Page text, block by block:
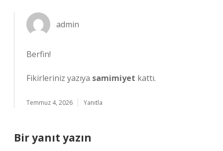
admin
Berfin!
Fikirleriniz yazıya samimiyet kattı.
Temmuz 4, 2026 Yanıtla
Bir yanıt yazın